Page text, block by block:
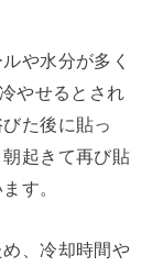
や水分が多く
やせるとされ
た後に貼っ
起きて再び貼
す。
、冷却時間や